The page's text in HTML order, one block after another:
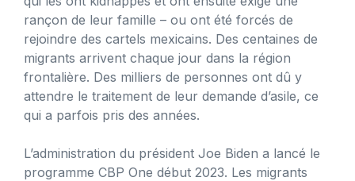
rançon de leur famille – ou ont été forcés de
rejoindre des cartels mexicains. Des centaines de
migrants arrivent chaque jour dans la région
frontalière. Des milliers de personnes ont dû y
attendre le traitement de leur demande d’asile, ce
qui a parfois pris des années.
L’administration du président Joe Biden a lancé le
programme CBP One début 2023. Les migrants